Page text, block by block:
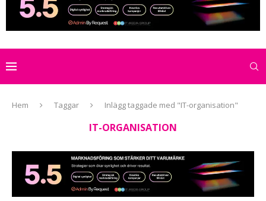
Hem Taggar Inlägg taggade med "IT-organisation"
IT-ORGANISATION